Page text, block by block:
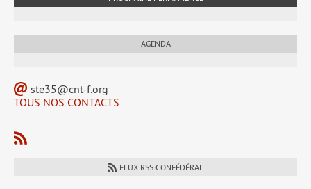
AGENDA
ste35@cnt-f.org
TOUS NOS CONTACTS
FLUX RSS CONFÉDÉRAL